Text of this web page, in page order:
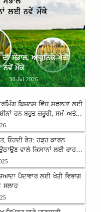
ਦੀ ਸੰਭਾਲ, ਆਧੁਨਿਕ ਖੇਤੀ
ਨਵੇਂ ਮੌਕੇ
30-Jul-2026
ਬਿਜ਼ਨਸ ਵਿੱਚ ਸਫਲਤਾ ਲਈ
ਹਨ ਬਹੁਤ ਜ਼ਰੂਰੀ, ਸਮੇਂ ਅਤੇ
ਬਚਤ ਨਾਲ ਵਧੇਗਾ ਮੁਨਾਫ਼ਾ
ਓਹਦੀ ਰੇਤ: ਹੜ੍ਹ ਕਾਰਨ
ਵਾਲੇ ਕਿਸਾਨਾਂ ਲਈ ਰਾਹਤ
ਪੈਦਾਵਾਰ ਲਈ ਖੇਤੀ ਵਿਭਾਗ
ਸਲਾਹ